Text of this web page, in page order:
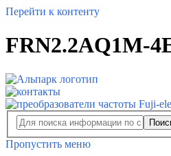
Перейти к контенту
FRN2.2AQ1M-
Пропустить меню